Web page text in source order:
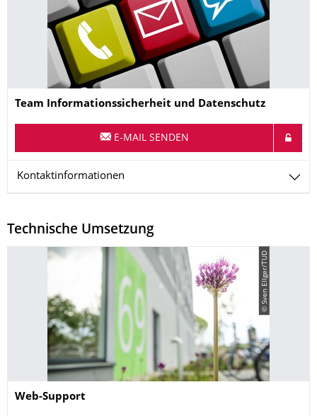
Name
Team Informationssicherheit und Datenschutz
E-MAIL SENDEN
Kontaktinformationen
Technische Umsetzung
© Sven Ellger/TUD
Name
Web-Support